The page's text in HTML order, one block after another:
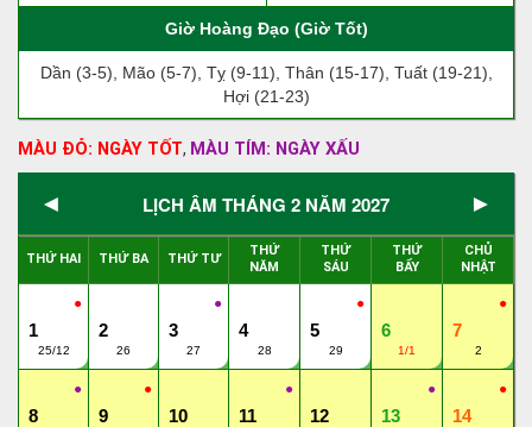
Giờ Hoàng Đạo (Giờ Tốt)
Dần (3-5), Mão (5-7), Tỵ (9-11), Thân (15-17), Tuất (19-21),
Hợi (21-23)
MÀU ĐỎ: NGÀY TỐT, MÀU TÍM: NGÀY XẤU
◄ LỊCH ÂM THÁNG 2 NĂM 2027 ►
THỨ HAI THỨ BA THỨ TƯ
THỨ
NĂM
THỨ
SÁU
THỨ
BẨY
CHỦ
NHẬT
●
1
25/12
2
26
●
3
27
4
28
●
5
29
6
1/1
●
7
2
●
8
●
9 10
●
11 12
●
13
●
14